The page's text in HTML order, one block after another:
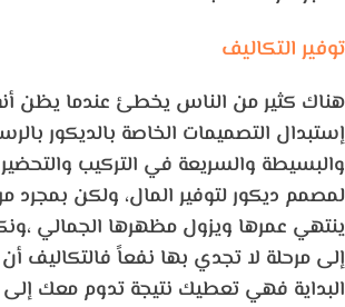
توفير التكاليف
هناك كثير من الناس يخطئ عندما يظن
إستبدال التصميمات الخاصة بالديكور
والبسيطة والسريعة في التركيب والتحضير
لمصمم ديكور لتوفير المال، ولكن بمجرد
ينتهي عمرها ويزول مظهرها الجمالي
إلى مرحلة لا تجدي بها نفعاً فالتكاليف
البداية فهي تعطيك نتيجة تدوم معك إلى